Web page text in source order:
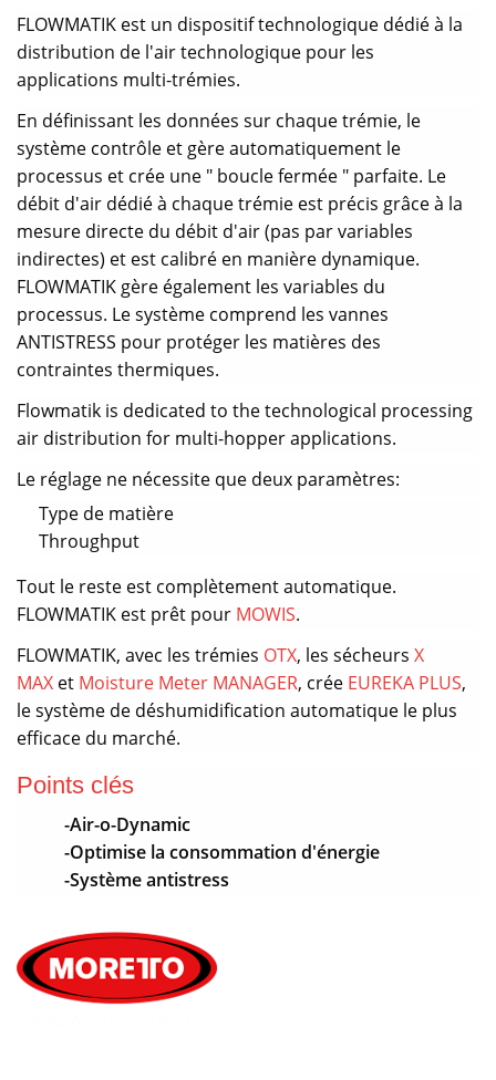
FLOWMATIK est un dispositif technologique dédié à la
distribution de l'air technologique pour les
applications multi-trémies.
En définissant les données sur chaque trémie, le
système contrôle et gère automatiquement le
processus et crée une " boucle fermée " parfaite. Le
débit d'air dédié à chaque trémie est précis grâce à la
mesure directe du débit d'air (pas par variables
indirectes) et est calibré en manière dynamique.
FLOWMATIK gère également les variables du
processus. Le système comprend les vannes
ANTISTRESS pour protéger les matières des
contraintes thermiques.
Flowmatik is dedicated to the technological processing
air distribution for multi-hopper applications.
Le réglage ne nécessite que deux paramètres:
Type de matière
Throughput
Tout le reste est complètement automatique.
FLOWMATIK est prêt pour MOWIS.
FLOWMATIK, avec les trémies OTX, les sécheurs X
MAX et Moisture Meter MANAGER, crée EUREKA PLUS,
le système de déshumidification automatique le plus
efficace du marché.
Points clés
-Air-o-Dynamic
-Optimise la consommation d'énergie
-Système antistress